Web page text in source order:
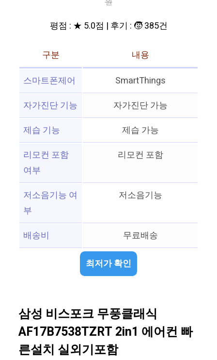
평점 : ★ 5.0점 | 후기 : 🧒 385건
구분
내용
스마트폰제어
SmartThings
자가진단 기능
자가진단 가능
제습 기능
제습 가능
리모컨 포함
여부
리모컨 포함
저소음기능 여
부
저소음기능
배송비 무료배송
최저가 확인
삼성 비스포크 무풍클래식
AF17B7538TZRT 2in1 에어컨 빠
른설치 실외기포함